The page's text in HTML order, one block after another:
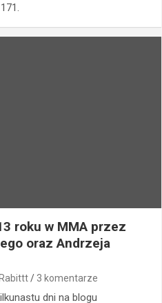
roku w MMA przez
oraz Andrzeja
Rabittt 3 komentarze
dni na blogu